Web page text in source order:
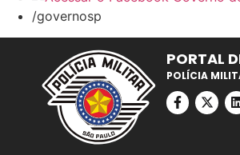
/governosp
PORTAL
POLÍCIA